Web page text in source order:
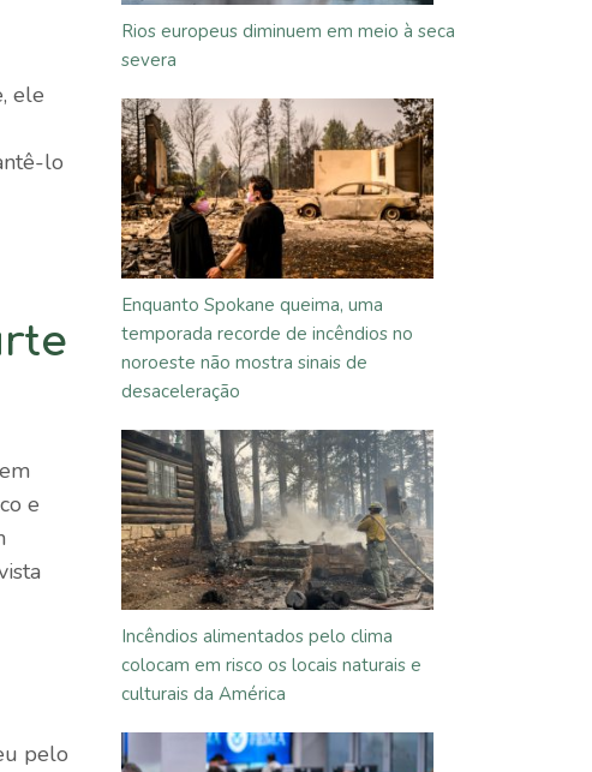
ele
lo
e
pelo
Rios europeus diminuem em meio à seca
severa
Enquanto Spokane queima, uma
temporada recorde de incêndios no
noroeste não mostra sinais de
desaceleração
Incêndios alimentados pelo clima
colocam em risco os locais naturais e
culturais da América